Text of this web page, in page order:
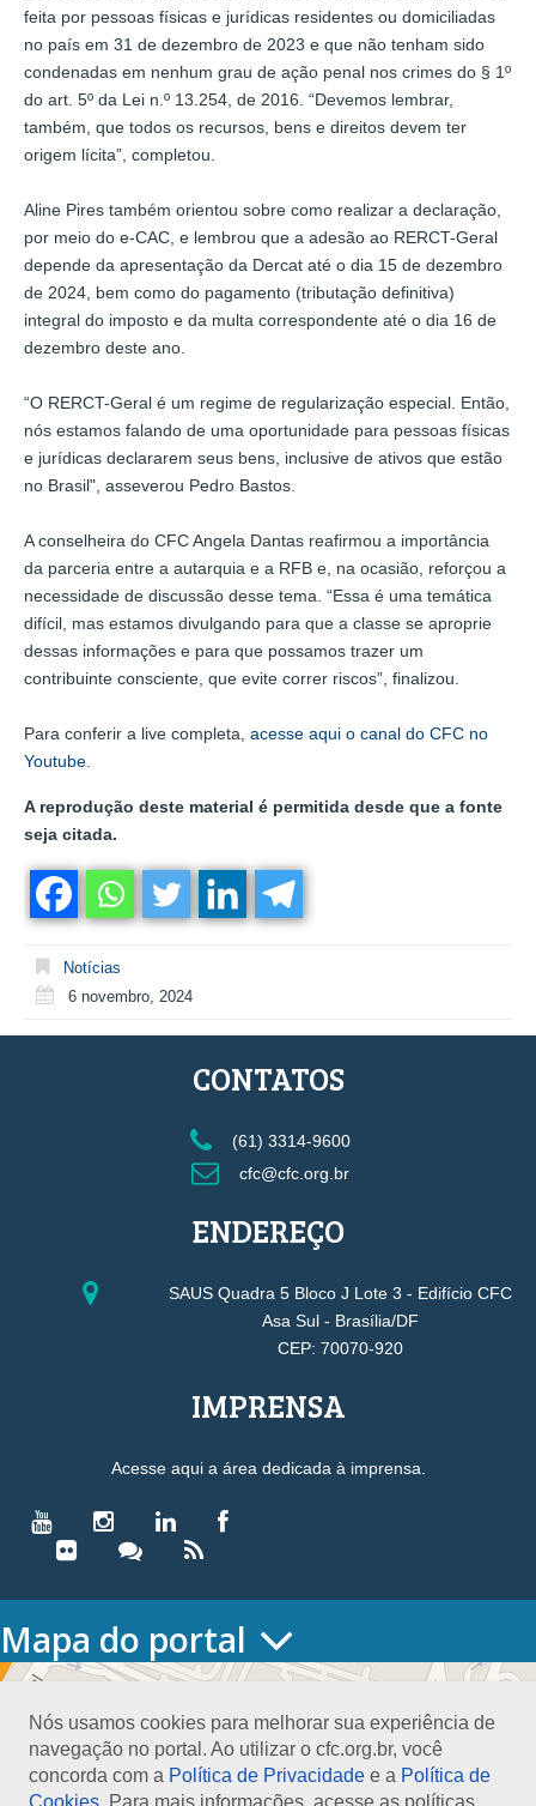
feita por pessoas físicas e jurídicas residentes ou domiciliadas
no país em 31 de dezembro de 2023 e que não tenham sido
condenadas em nenhum grau de ação penal nos crimes do § 1º
do art. 5º da Lei n.º 13.254, de 2016. “Devemos lembrar,
também, que todos os recursos, bens e direitos devem ter
origem lícita”, completou.
Aline Pires também orientou sobre como realizar a declaração,
por meio do e-CAC, e lembrou que a adesão ao RERCT-Geral
depende da apresentação da Dercat até o dia 15 de dezembro
de 2024, bem como do pagamento (tributação definitiva)
integral do imposto e da multa correspondente até o dia 16 de
dezembro deste ano.
“O RERCT-Geral é um regime de regularização especial. Então,
nós estamos falando de uma oportunidade para pessoas físicas
e jurídicas declararem seus bens, inclusive de ativos que estão
no Brasil", asseverou Pedro Bastos.
A conselheira do CFC Angela Dantas reafirmou a importância
da parceria entre a autarquia e a RFB e, na ocasião, reforçou a
necessidade de discussão desse tema. “Essa é uma temática
difícil, mas estamos divulgando para que a classe se aproprie
dessas informações e para que possamos trazer um
contribuinte consciente, que evite correr riscos”, finalizou.
Para conferir a live completa, acesse aqui o canal do CFC no
Youtube.
A reprodução deste material é permitida desde que a fonte
seja citada.
Notícias
6 novembro, 2024
Nós usamos cookies para melhorar sua experiência de
navegação no portal. Ao utilizar o cfc.org.br, você
concorda com a Política de Privacidade e a Política de
Cookies . Para mais informações, acesse as políticas.
CONTATOS
(61) 3314-9600
cfc@cfc.org.br
ENDEREÇO
SAUS Quadra 5 Bloco J Lote 3 - Edifício CFC
Asa Sul - Brasília/DF
CEP: 70070-920
IMPRENSA
Acesse aqui a área dedicada à imprensa.
Mapa do portal
HOME
Conselho Diretor
Nossa Sede
Planejamento